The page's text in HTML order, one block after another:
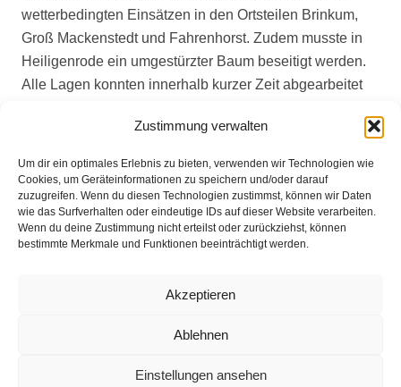
Zustimmung verwalten
Um dir ein optimales Erlebnis zu bieten, verwenden wir Technologien wie
Cookies, um Geräteinformationen zu speichern und/oder darauf
zuzugreifen. Wenn du diesen Technologien zustimmst, können wir Daten
wie das Surfverhalten oder eindeutige IDs auf dieser Website verarbeiten.
Wenn du deine Zustimmung nicht erteilst oder zurückziehst, können
bestimmte Merkmale und Funktionen beeinträchtigt werden.
Akzeptieren
Ablehnen
Einstellungen ansehen
wetterbedingten Einsätzen in den Ortsteilen Brinkum,
Groß Mackenstedt und Fahrenhorst. Zudem musste in
Heiligenrode ein umgestürzter Baum beseitigt werden.
Alle Lagen konnten innerhalb kurzer Zeit abgearbeitet
ELO‑Gruppe aufgehoben und die Befehlsstelle wieder
zurück in den Normalbetrieb überführt.
Datenschutz